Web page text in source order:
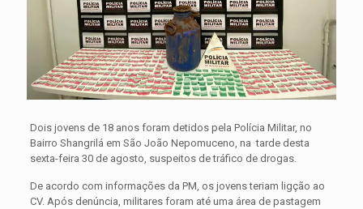
Dois jovens de 18 anos foram detidos pela Polícia Militar, no
Bairro Shangrilá em São João Nepomuceno, na tarde desta
sexta-feira 30 de agosto, suspeitos de tráfico de drogas.
De acordo com informações da PM, os jovens teriam ligção ao
CV. Após denúncia, militares foram até uma área de pastagem